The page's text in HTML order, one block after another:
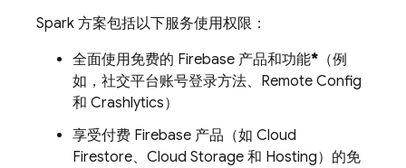
Spark 方案包括以下服务使用权限：
全面使用免费的 Firebase 产品和功能* （例
如，社交平台账号登录方法、 Remote Config
和 Crashlytics）
享受付费 Firebase 产品（如 Cloud
Firestore、 Cloud Storage 和 Hosting）的免